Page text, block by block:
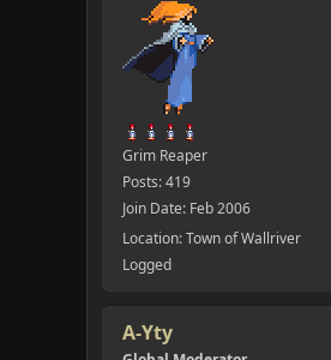
Grim Reaper
Posts: 419
Join Date: Feb 2006
Location: Town of Wallriver
Logged
A-Yty